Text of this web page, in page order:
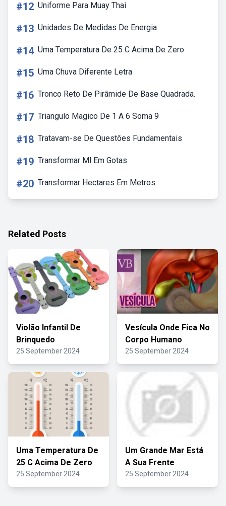
#12 Uniforme Para Muay Thai
#13 Unidades De Medidas De Energia
#14 Uma Temperatura De 25 C Acima De Zero
#15 Uma Chuva Diferente Letra
#16 Tronco Reto De Pirâmide De Base Quadrada.
#17 Triangulo Magico De 1 A 6 Soma 9
#18 Tratavam-se De Questões Fundamentais
#19 Transformar Ml Em Gotas
#20 Transformar Hectares Em Metros
Related Posts
Violão Infantil De
Brinquedo
25 September 2024
Vesícula Onde Fica No
Corpo Humano
25 September 2024
Uma Temperatura De
25 C Acima De Zero
25 September 2024
Um Grande Mar Está
A Sua Frente
25 September 2024